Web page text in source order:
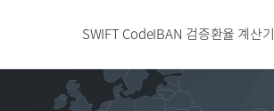
SWIFT CodeIBAN 검증환율 계산기